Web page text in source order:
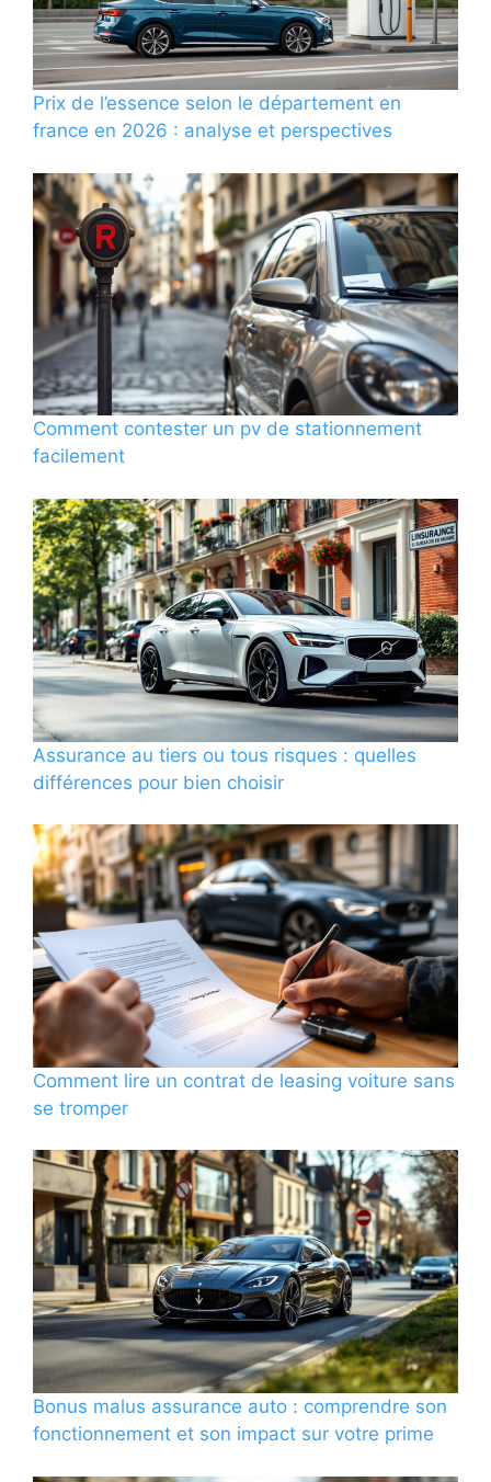
Prix de l’essence selon le département en
france en 2026 : analyse et perspectives
Comment contester un pv de stationnement
facilement
Assurance au tiers ou tous risques : quelles
différences pour bien choisir
Comment lire un contrat de leasing voiture sans
se tromper
Bonus malus assurance auto : comprendre son
fonctionnement et son impact sur votre prime